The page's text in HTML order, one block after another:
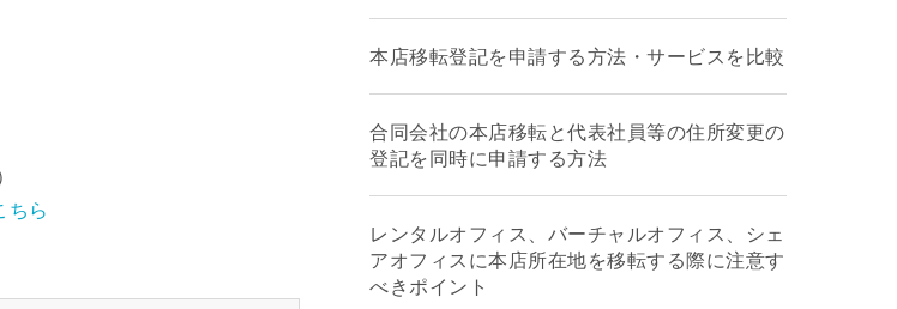
ちら
本店移転登記を申請する方法・サービスを比較
合同会社の本店移転と代表社員等の住所変更の
登記を同時に申請する方法
レンタルオフィス、バーチャルオフィス、シェ
アオフィスに本店所在地を移転する際に注意す
べきポイント